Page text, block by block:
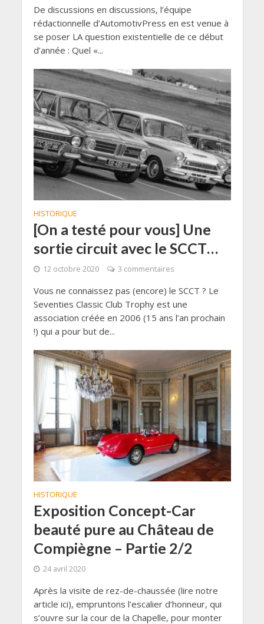
De discussions en discussions, l’équipe
rédactionnelle d’AutomotivPress en est venue à
se poser LA question existentielle de ce début
d’année : Quel «...
HISTORIQUE
[On a testé pour vous] Une
sortie circuit avec le SCCT…
12 octobre 2020 3 commentaires
Vous ne connaissez pas (encore) le SCCT ? Le
Seventies Classic Club Trophy est une
association créée en 2006 (15 ans l’an prochain
!) qui a pour but de...
HISTORIQUE
Exposition Concept-Car
beauté pure au Château de
Compiègne – Partie 2/2
24 avril 2020
Après la visite de rez-de-chaussée (lire notre
article ici), empruntons l’escalier d’honneur, qui
s’ouvre sur la cour de la Chapelle, pour monter